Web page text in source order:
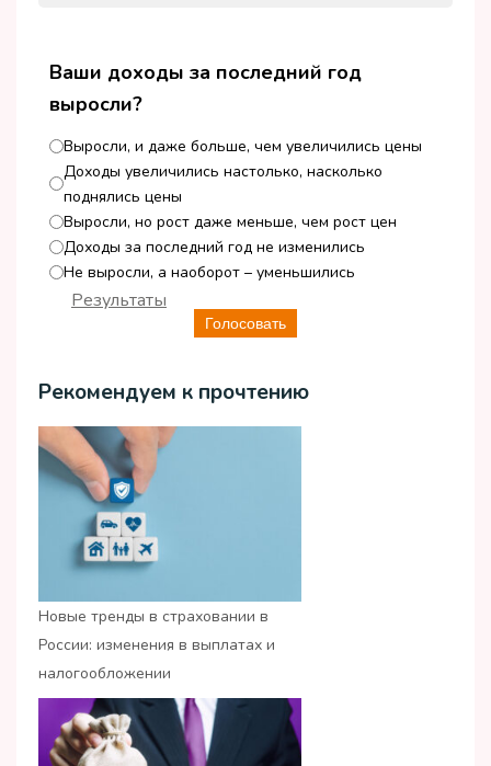
Ваши доходы за последний год
выросли?
Выросли, и даже больше, чем увеличились цены
Доходы увеличились настолько, насколько
поднялись цены
Выросли, но рост даже меньше, чем рост цен
Доходы за последний год не изменились
Не выросли, а наоборот – уменьшились
Голосовать
Результаты
Рекомендуем к прочтению
Новые тренды в страховании в
России: изменения в выплатах и
налогообложении